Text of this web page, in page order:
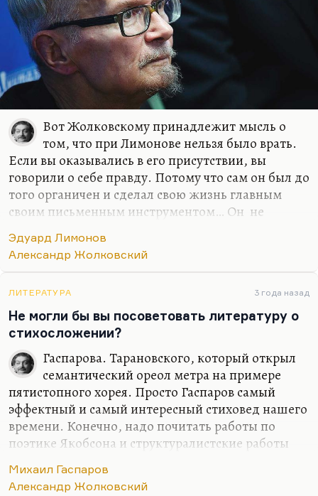
Вот Жолковскому принадлежит мысль о
том, что при Лимонове нельзя было врать.
Если вы оказывались в его присутствии, вы
говорили о себе правду. Потому что сам он был до
того органичен и сделал свою жизнь главным
своим письменным инструментом… Он не
доску, как грифель. Лимонов настолько честен,
что рядом с ним не получается лгать. Поэтому
привлекательно сексуальное (если, конечно, не
тыкать в нос самыми сексуальными, самыми
эротическими рассказами Лимонова. Я-то как раз
думаю, что Лимонов – писатель довольно
целомудренный. Вся физическая сторона любви
ему в…
Эдуард Лимонов
Александр Жолковский
ЛИТЕРАТУРА 3 года назад
Не могли бы вы посоветовать литературу о
стихосложении?
Гаспарова. Тарановского, который открыл
семантический ореол метра на примере
пятистопного хорея. Просто Гаспаров самый
эффектный и самый интересный стиховед нашего
времени. Конечно, надо почитать работы по
поэтике Якобсона и структуралистские работы
разборы, разборы стихов. Он очень раздражается,
Михаил Гаспаров
Александр Жолковский